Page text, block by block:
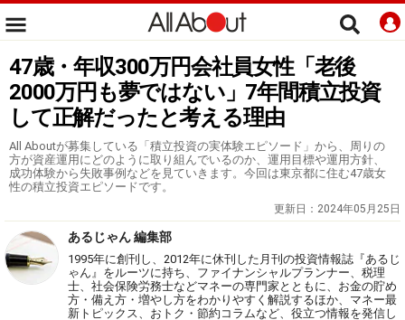
47歳・年収300万円会社員女性「老後
2000万円も夢ではない」7年間積立投資
して正解だったと考える理由
All Aboutが募集している「積立投資の実体験エピソード」から、周りの
方が資産運用にどのように取り組んでいるのか、運用目標や運用方針、
成功体験から失敗事例などを見ていきます。今回は東京都に住む47歳女
性の積立投資エピソードです。
更新日： 2024年05月25日
あるじゃん 編集部
1995年に創刊し、2012年に休刊した月刊の投資情報誌『あるじ
ゃん』をルーツに持ち、ファイナンシャルプランナー、税理
士、社会保険労務士などマネーの専門家とともに、お金の貯め
方・備え方・増やし方をわかりやすく解説するほか、マネー最
新トピックス、おトク・節約コラムなど、役立つ情報を発信し